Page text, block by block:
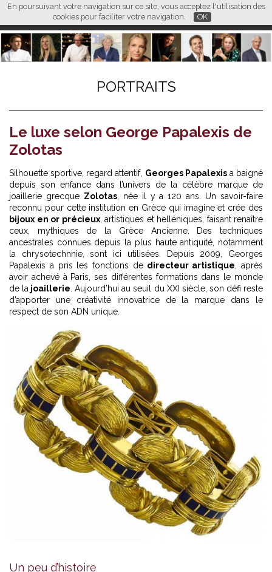
En poursuivant votre navigation sur ce site, vous acceptez l'utilisation des
cookies pour faciliter votre navigation.
OK
FR EN CN
L M
PORTRAITS
Le luxe selon George Papalexis de
Zolotas
Silhouette sportive, regard attentif, Georges Papalexisa baigné
depuis son enfance dans l’univers de la célèbre marque de
joaillerie grecque Zolotas, née il y a 120 ans. Un savoir-faire
reconnu pour cette institution en Grèce qui imagine et crée des
bijoux en or précieux, artistiques et helléniques, faisant renaître
ceux, mythiques de la Grèce Ancienne. Des techniques
ancestrales connues depuis la plus haute antiquité, notamment
la chrysotechnnie, sont ici utilisées. Depuis 2009, Georges
Papalexis a pris les fonctions dedirecteur artistique , après
avoir achevé à Paris, ses différentes formations dans le monde
de la joaillerie . Aujourd’hui au seuil du XXI siècle, son défi reste
d’apporter une créativité innovatrice de la marque dans le
respect de son ADN unique.
Un peu d’histoire